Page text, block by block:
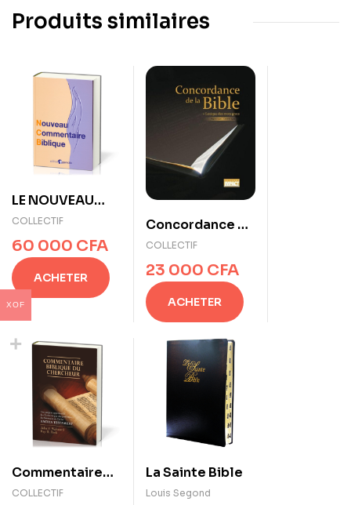
Produits similaires
LE NOUVEAU
COMMENTAIRE
BIBLIQUE
COLLECTIF
60 000 CFA
ACHETER
Concordance De
La Bible, Lexique
Des Mots Grecs
COLLECTIF
23 000 CFA
ACHETER
Commentaire
biblique du
COLLECTIF
La Sainte Bible
Louis Segond
XOF